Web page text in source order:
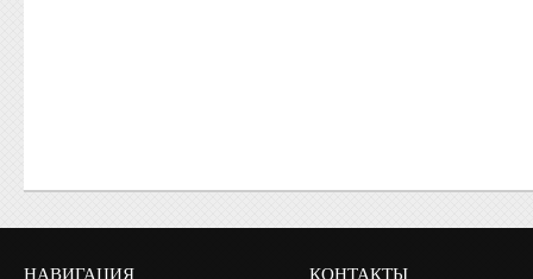
НАВИГАЦИЯ КОНТАКТЫ